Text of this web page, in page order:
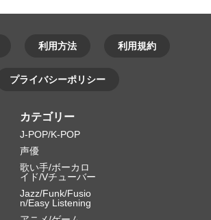
利用方法 利用規約
プライバシーポリシー
カテゴリー
J-POP/K-POP
声優
歌い手/ボーカロ
イド/Vチューバー
Jazz/Funk/Fusio
n/Easy Listening